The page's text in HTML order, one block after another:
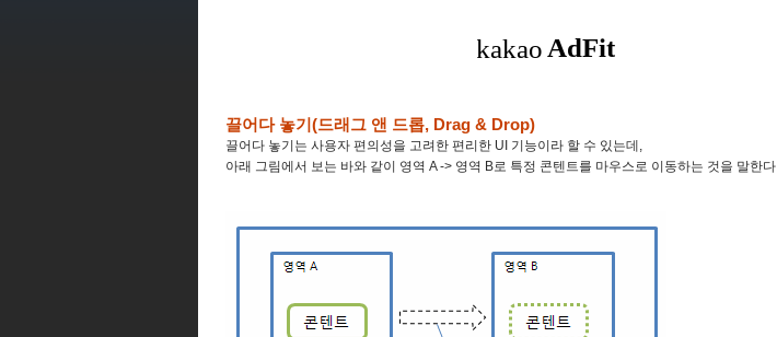
끌어다 놓기(드래그 앤 드롭, Drag & Drop)
끌어다 놓기는 사용자 편의성을 고려한 편리한 UI 기능이라 할 수 있는데,
아래 그림에서 보는 바와 같이 영역 A -> 영역 B로 특정 콘텐트를 마우스로 이동하는 것을 말한다